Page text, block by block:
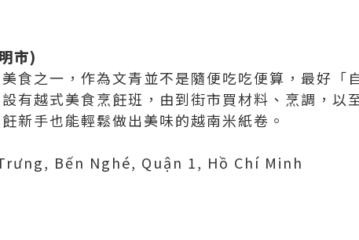
市)
食之一，作為文青並不是隨便吃吃便算，最好「
有越式美食烹飪班，由到街市買材料、烹調，以
新手也能輕鬆做出美味的越南米紙卷。
Bến Nghé, Quận 1, Hồ Chí Minh